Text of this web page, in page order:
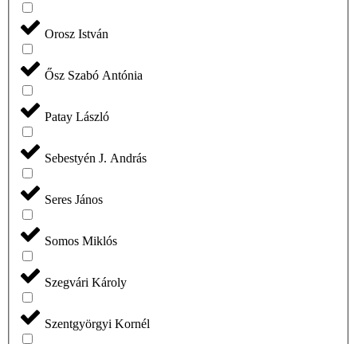
Orosz István
Ősz Szabó Antónia
Patay László
Sebestyén J. András
Seres János
Somos Miklós
Szegvári Károly
Szentgyörgyi Kornél